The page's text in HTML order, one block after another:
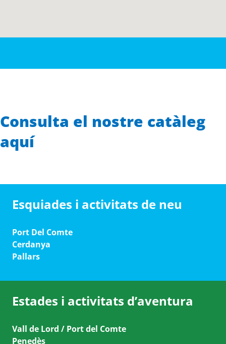
Consulta el nostre catàleg
aquí
Esquiades i activitats de neu
Port Del Comte
Cerdanya
Pallars
Estades i activitats d’aventura
Vall de Lord / Port del Comte
Penedès